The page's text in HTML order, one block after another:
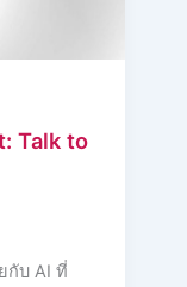
Talk to
กับ AI ที่